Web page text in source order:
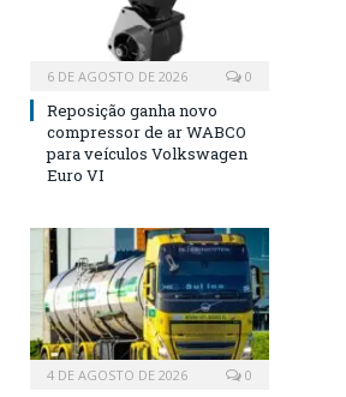
6 DE AGOSTO DE 2026 0
Reposição ganha novo
compressor de ar WABCO
para veículos Volkswagen
Euro VI
4 DE AGOSTO DE 2026 0